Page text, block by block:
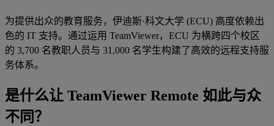
为提供出众的教育服务，伊迪斯·科文大学 (ECU) 高度依赖出
色的 IT 支持。通过运用 TeamViewer，ECU 为横跨四个校区
的 3,700 名教职人员与 31,000 名学生构建了高效的远程支持服
务体系。
是什么让 TeamViewer Remote 如此与众
不同？